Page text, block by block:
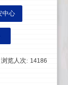
中心
浏览人次: 14186